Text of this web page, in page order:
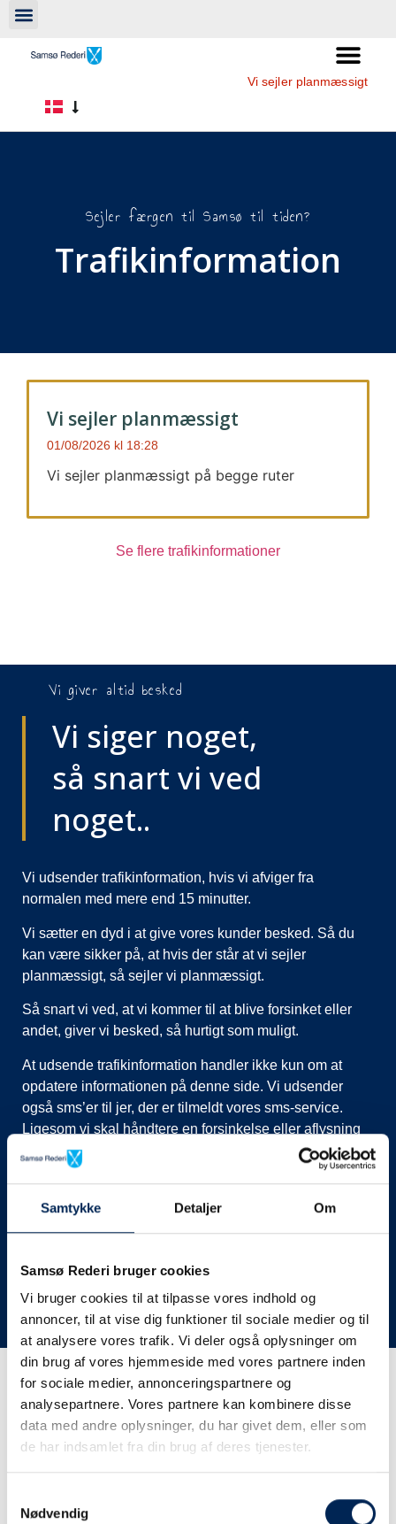
Samtykke Detaljer Om
Samsø Rederi bruger cookies
Vi bruger cookies til at tilpasse vores indhold og
annoncer, til at vise dig funktioner til sociale medier og til
at analysere vores trafik. Vi deler også oplysninger om
din brug af vores hjemmeside med vores partnere inden
for sociale medier, annonceringspartnere og
analysepartnere. Vores partnere kan kombinere disse
data med andre oplysninger, du har givet dem, eller som
de har indsamlet fra din brug af deres tjenester.
Nødvendig
Vi sejler planmæssigt
Sejler færgen til Samsø til tiden?
Trafikinformation
Vi sejler planmæssigt
01/08/2026 18:28
Vi sejler planmæssigt på begge ruter
Se flere trafikinformationer
Vi giver altid besked
Vi siger noget,
så snart vi ved
noget..
Vi udsender trafikinformation, hvis vi afviger fra
normalen med mere end 15 minutter.
Vi sætter en dyd i at give vores kunder besked. Så du
kan være sikker på, at hvis der står at vi sejler
planmæssigt, så sejler vi planmæssigt.
Så snart vi ved, at vi kommer til at blive forsinket eller
andet, giver vi besked, så hurtigt som muligt.
At udsende trafikinformation handler ikke kun om at
opdatere informationen på denne side. Vi udsender
også sms’er til jer, der er tilmeldt vores sms-service.
Ligesom vi skal håndtere en forsinkelse eller aflysning
ved at lukke afgange i vores system, evt. flytte kunder til
nye afgange, ringe til vognmænd der skal have flyttet
her på siden og ikke ringe eller skrive til os, da vi ikke
har mere at fortælle end I kan læse her.
Vi takker for jeres forståelse.
Få trafikinformation på
sms
tjekke vores hjemmeside eller ringe til os.